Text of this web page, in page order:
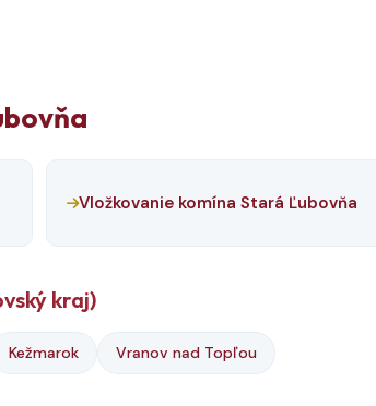
Vložkovanie komína Stará Ľubovňa
kraj)
Kežmarok Vranov nad Topľou